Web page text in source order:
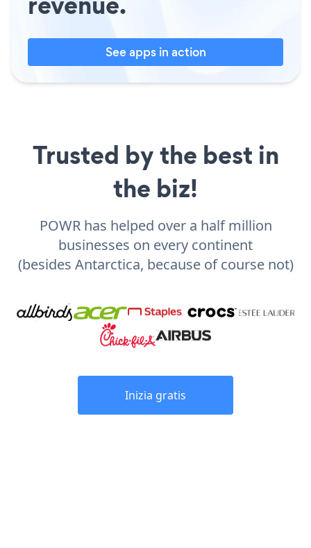
See apps in action
Trusted by the best in
the biz!
POWR has helped over a half million
businesses on every continent
(besides Antarctica, because of course not)
Inizia gratis